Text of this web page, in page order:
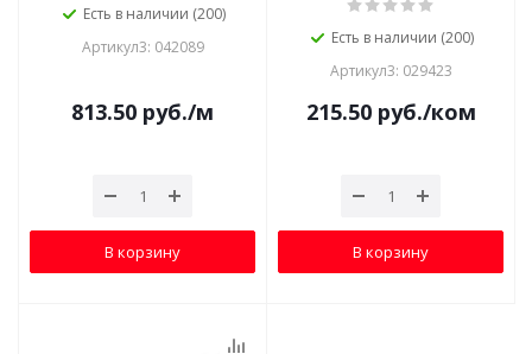
Есть в наличии (200)
Артикул3: 042089
813.50 руб./м
В корзину
Есть в наличии (200)
Артикул3: 029423
215.50руб./ком
В корзину